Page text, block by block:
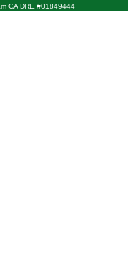
CA DRE #01849444